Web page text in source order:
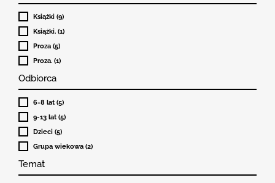
Książki (9)
Książki. (1)
Proza (5)
Proza. (1)
Odbiorca
6-8 lat (5)
9-13 lat (5)
Dzieci (5)
Grupa wiekowa (2)
Temat